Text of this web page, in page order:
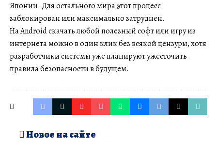
Японии. Для остального мира этот процесс
заблокирован или максимально затруднен.
На Android скачать любой полезный софт или игру из
интернета можно в один клик без всякой цензуры, хотя
разработчики системы уже планируют ужесточить
правила безопасности в будущем.
Новое на сайте